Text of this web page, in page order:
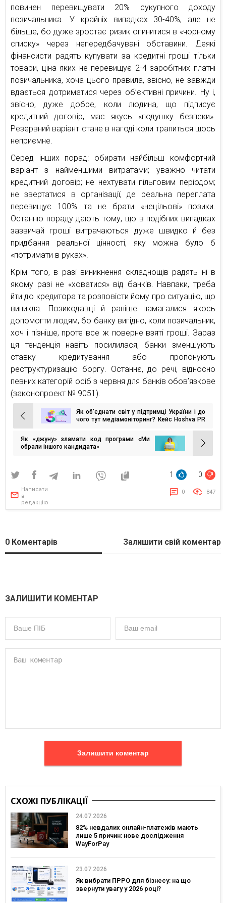
повинен перевищувати 20% сукупного доходу
позичальника. У крайніх випадках 30-40%, але не
більше, бо дуже зростає ризик опинитися в «чорному
списку» через непередбачувані обставини. Деякі
фінансисти радять купувати за кредитні гроші тільки
товари, ціна яких не перевищує 2-4 заробітних платні
позичальника, хоча цього правила, звісно, не завжди
вдається дотриматися через об’єктивні причини. Ну і,
звісно, дуже добре, коли людина, що підписує
кредитний договір, має якусь «подушку безпеки».
Резервний варіант стане в нагоді коли трапиться щось
неприємне.
Серед інших порад: обирати найбільш комфортний
варіант з найменшими витратами; уважно читати
кредитний договір; не нехтувати пільговим періодом;
не звертатися в організації, де реальна переплата
перевищує 100% та не брати «нецільові» позики.
Останню пораду дають тому, що в подібних випадках
зазвичай гроші витрачаються дуже швидко й без
придбання реальної цінності, яку можна було б
«потримати в руках».
Крім того, в разі виникнення складнощів радять ні в
якому разі не «ховатися» від банків. Навпаки, треба
йти до кредитора та розповісти йому про ситуацію, що
виникла. Позикодавці й раніше намагалися якось
допомогти людям, бо банку вигідно, коли позичальник,
хоч і пізніше, проте все ж поверне взяті гроші. Зараз
ця тенденція навіть посилилася, банки зменшують
ставку кредитування або пропонують
реструктуризацію боргу. Останнє, до речі, відносно
певних категорій осіб з червня для банків обов’язкове
(законопроект № 9051).
Навігація
записів
Як об’єднати світ у підтримці України і до
чого тут медіамоніторинг? Кейс Hoshva PR
Як «джуну» зламати код програми «Ми
обрали іншого кандидата»
1 0
Написати
в
редакцію
0 847
0 Коментарів Залишити свій коментар
ЗАЛИШИТИ КОМЕНТАР
Залишити коментар
СХОЖІ ПУБЛІКАЦІЇ
24.07.2026
82% невдалих онлайн-платежів мають
лише 5 причин: нове дослідження
WayForPay
23.07.2026
Як вибрати ПРРО для бізнесу: на що
звернути увагу у 2026 році?